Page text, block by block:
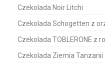
Czekolada Noir Litchi
Czekolada Schogetten z
Czekolada TOBLERONE z
Czekolada Ziemia Tanzanii